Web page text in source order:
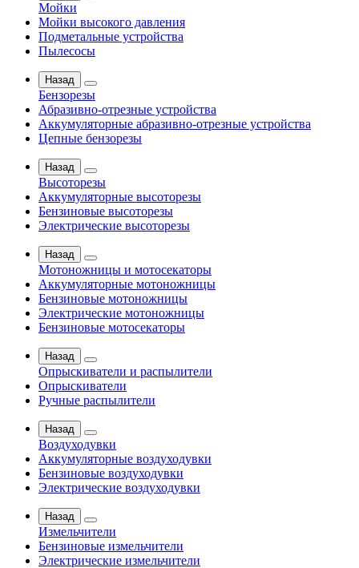
Мойки
Мойки высокого давления
Подметальные устройства
Пылесосы
Назад
Бензорезы
Абразивно-отрезные устройства
Аккумуляторные абразивно-отрезные устройства
Цепные бензорезы
Назад
Высоторезы
Аккумуляторные высоторезы
Бензиновые высоторезы
Электрические высоторезы
Назад
Мотоножницы и мотосекаторы
Аккумуляторные мотоножницы
Бензиновые мотоножницы
Электрические мотоножницы
Бензиновые мотосекаторы
Назад
Опрыскиватели и распылители
Опрыскиватели
Ручные распылители
Назад
Воздуходувки
Аккумуляторные воздуходувки
Бензиновые воздуходувки
Электрические воздуходувки
Назад
Измельчители
Бензиновые измельчители
Электрические измельчители